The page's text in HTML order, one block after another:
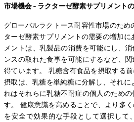
市場機会 - ラクターゼ酵素サプリメント
グローバルラクトース耐容性市場のため
ターゼ酵素サプリメントの需要の増加に
メントは、乳製品の消費を可能にし、
ンスの取れた食事を可能にするなど、
得ています。 乳糖含有食品を摂取する
摂取は、乳糖を単純糖に分解し、それに
れはそれらに乳糖不耐症の個人のため
す。 健康意識を高めることで、より多
を安全で効果的な手段として選択して